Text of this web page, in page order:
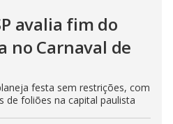
avalia fim do
no Carnaval de
festa sem restrições, com
de foliões na capital paulista